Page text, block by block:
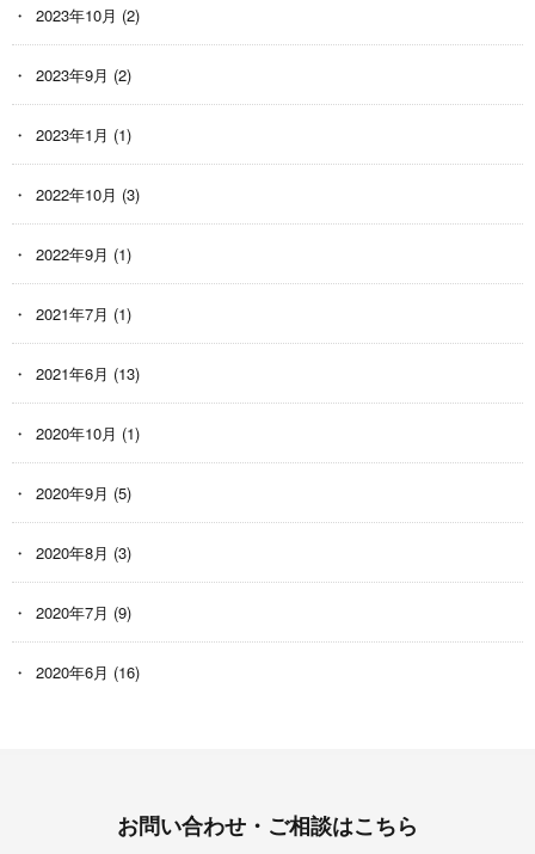
2023年10月 (2)
2023年9月 (2)
2023年1月 (1)
2022年10月 (3)
2022年9月 (1)
2021年7月 (1)
2021年6月 (13)
2020年10月 (1)
2020年9月 (5)
2020年8月 (3)
2020年7月 (9)
2020年6月 (16)
お問い合わせ・ご相談はこちら